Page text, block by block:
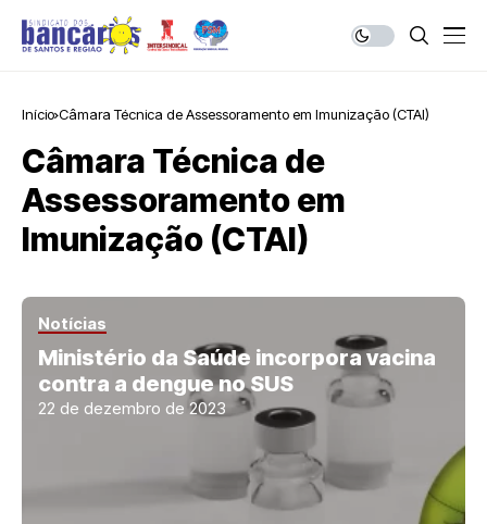
Início Câmara Técnica de Assessoramento em Imunização (CTAI)
Câmara Técnica de
Assessoramento em
Imunização (CTAI)
Notícias
Ministério da Saúde incorpora vacina
contra a dengue no SUS
22 de dezembro de 2023